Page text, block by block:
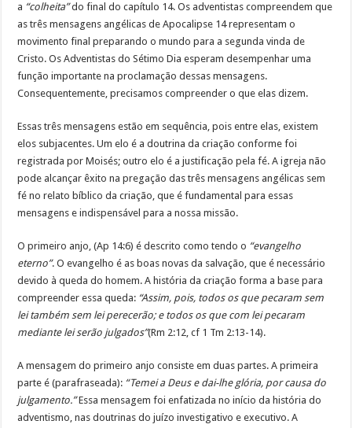
a “colheita”do final do capítulo 14. Os adventistas compreendem que
as três mensagens angélicas de Apocalipse 14 representam o
movimento final preparando o mundo para a segunda vinda de
Cristo. Os Adventistas do Sétimo Dia esperam desempenhar uma
função importante na proclamação dessas mensagens.
Consequentemente, precisamos compreender o que elas dizem.
Essas três mensagens estão em sequência, pois entre elas, existem
elos subjacentes. Um elo é a doutrina da criação conforme foi
registrada por Moisés; outro elo é a justificação pela fé. A igreja não
pode alcançar êxito na pregação das três mensagens angélicas sem
fé no relato bíblico da criação, que é fundamental para essas
mensagens e indispensável para a nossa missão.
O primeiro anjo, (Ap 14:6) é descrito como tendo o “evangelho
eterno”. O evangelho é as boas novas da salvação, que é necessário
devido à queda do homem. A história da criação forma a base para
compreender essa queda: “Assim, pois, todos os que pecaram sem
lei também sem lei perecerão; e todos os que com lei pecaram
mediante lei serão julgados”(Rm 2:12, cf 1 Tm 2:13-14).
A mensagem do primeiro anjo consiste em duas partes. A primeira
parte é (parafraseada): “Temei a Deus e dai-lhe glória, por causa do
julgamento.”Essa mensagem foi enfatizada no início da história do
adventismo, nas doutrinas do juízo investigativo e executivo. A